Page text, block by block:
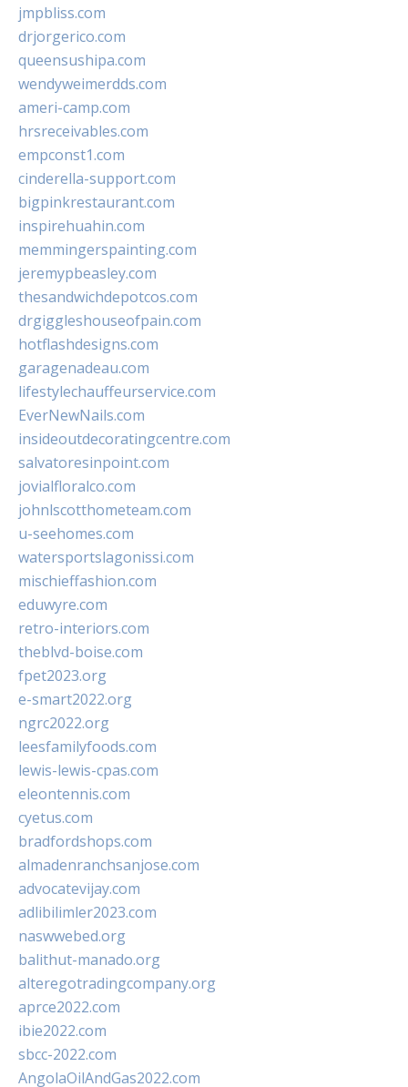
jmpbliss.com
drjorgerico.com
queensushipa.com
wendyweimerdds.com
ameri-camp.com
hrsreceivables.com
empconst1.com
cinderella-support.com
bigpinkrestaurant.com
inspirehuahin.com
memmingerspainting.com
jeremypbeasley.com
thesandwichdepotcos.com
drgiggleshouseofpain.com
hotflashdesigns.com
garagenadeau.com
lifestylechauffeurservice.com
EverNewNails.com
insideoutdecoratingcentre.com
salvatoresinpoint.com
jovialfloralco.com
johnlscotthometeam.com
u-seehomes.com
watersportslagonissi.com
mischieffashion.com
eduwyre.com
retro-interiors.com
theblvd-boise.com
fpet2023.org
e-smart2022.org
ngrc2022.org
leesfamilyfoods.com
lewis-lewis-cpas.com
eleontennis.com
cyetus.com
bradfordshops.com
almadenranchsanjose.com
advocatevijay.com
adlibilimler2023.com
naswwebed.org
balithut-manado.org
alteregotradingcompany.org
aprce2022.com
ibie2022.com
sbcc-2022.com
AngolaOilAndGas2022.com